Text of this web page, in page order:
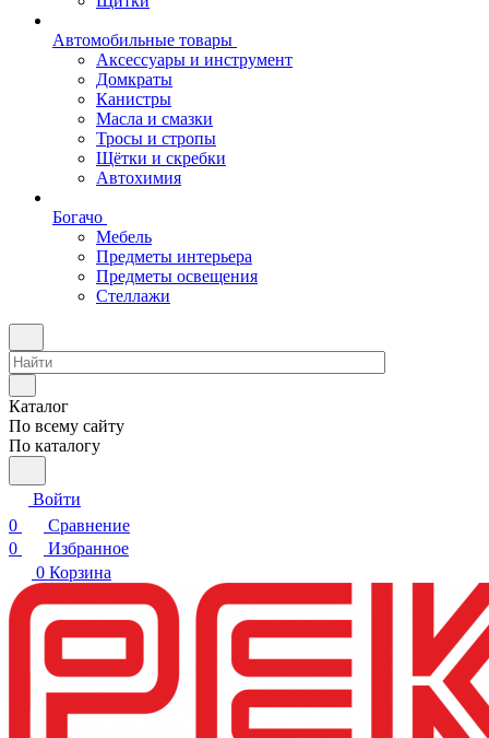
Автомобильные товары
Аксессуары и инструмент
Домкраты
Канистры
Масла и смазки
Тросы и стропы
Щётки и скребки
Автохимия
Богачо
Мебель
Предметы интерьера
Предметы освещения
Стеллажи
Каталог
По всему сайту
По каталогу
Войти
0
Сравнение
0
Избранное
0 Корзина